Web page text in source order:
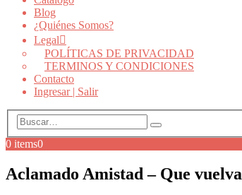
Blog
¿Quiénes Somos?
Legal
POLÍTICAS DE PRIVACIDAD
TERMINOS Y CONDICIONES
Contacto
Ingresar | Salir
0 items0
Aclamado Amistad – Que vuelva